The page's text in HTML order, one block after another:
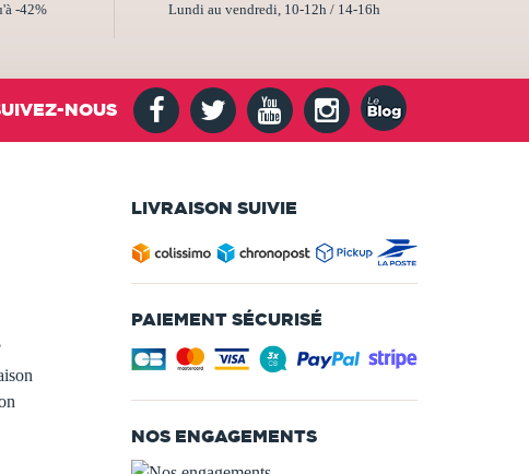
-42% Lundi au vendredi, 10-12h / 14-16h
NOUS
LIVRAISON SUIVIE
PAIEMENT SÉCURISÉ
NOS ENGAGEMENTS